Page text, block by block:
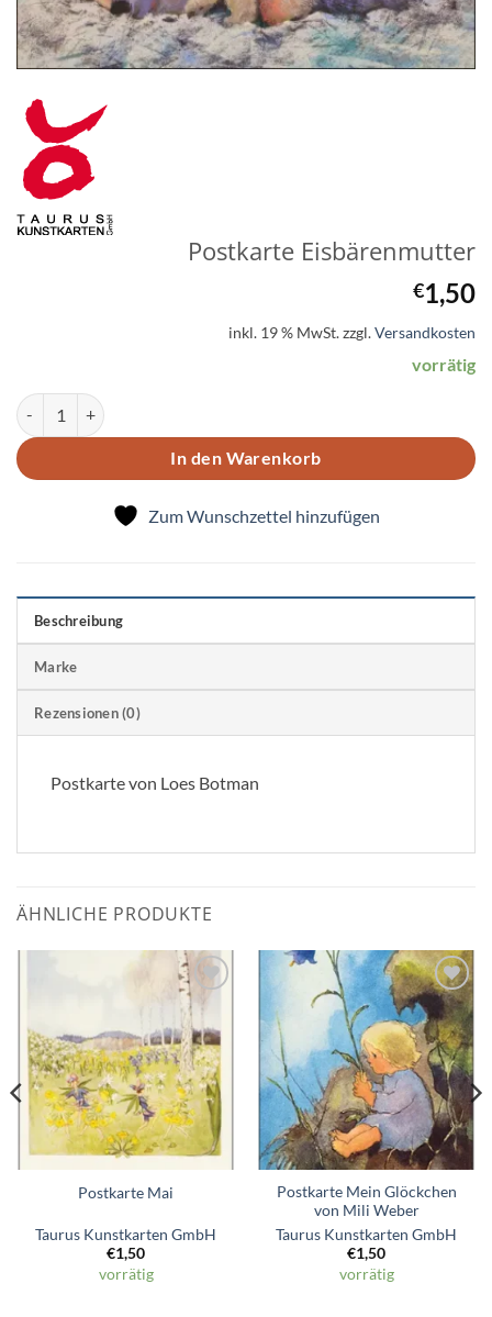
Postkarte Eisbärenmutter
€1,50
inkl. 19 % MwSt.zzgl.Versandkosten
vorrätig
Postkarte Eisbärenmutter Menge
In den Warenkorb
Zum Wunschzettel hinzufügen
Beschreibung
Marke
Rezensionen (0)
Postkarte von Loes Botman
ÄHNLICHE PRODUKTE
Zum
Wunschzettel
hinzufügen
Postkarte Mai
Taurus Kunstkarten GmbH
€1,50
vorrätig
Zum
Wunschzettel
hinzufügen
Postkarte Mein Glöckchen
von Mili Weber
Taurus Kunstkarten GmbH
€1,50
vorrätig